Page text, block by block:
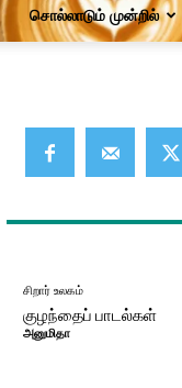
சொல்லாடும் முன்றில்
சிறார் உலகம்
குழந்தைப் பாடல்கள்
அனுமிதா